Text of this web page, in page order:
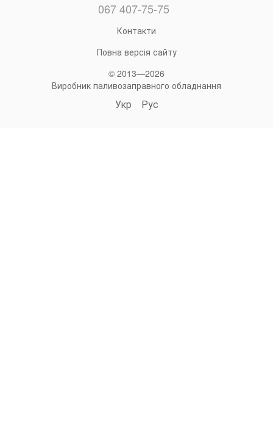
067 407-75-75
Контакти
Повна версія сайту
© 2013—2026
Виробник паливозаправного обладнання
Укр Рус